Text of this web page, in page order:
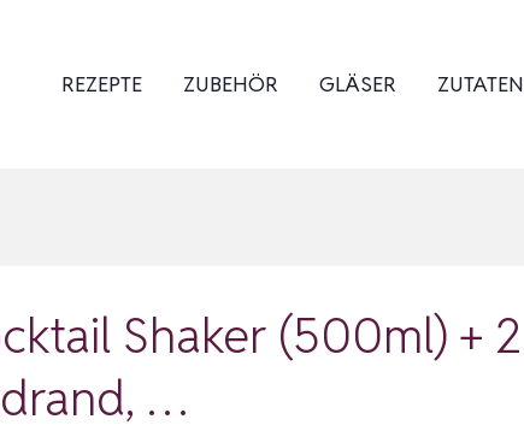
REZEPTE ZUBEHÖR GLÄSER ZUTATEN
Shaker (500ml) + 2
…